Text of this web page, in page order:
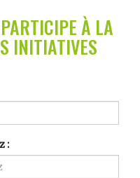
À LA
INITIATIVES